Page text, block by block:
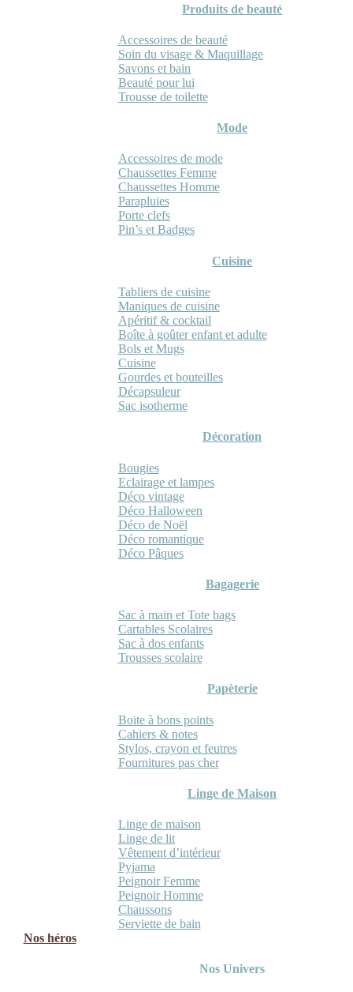
Produits de beauté
Accessoires de beauté
Soin du visage & Maquillage
Savons et bain
Beauté pour lui
Trousse de toilette
Mode
Accessoires de mode
Chaussettes Femme
Chaussettes Homme
Parapluies
Porte clefs
Pin’s et Badges
Cuisine
Tabliers de cuisine
Maniques de cuisine
Apéritif & cocktail
Boîte à goûter enfant et adulte
Bols et Mugs
Cuisine
Gourdes et bouteilles
Décapsuleur
Sac isotherme
Décoration
Bougies
Eclairage et lampes
Déco vintage
Déco Halloween
Déco de Noël
Déco romantique
Déco Pâques
Bagagerie
Sac à main et Tote bags
Cartables Scolaires
Sac à dos enfants
Trousses scolaire
Papèterie
Boite à bons points
Cahiers & notes
Stylos, crayon et feutres
Fournitures pas cher
Linge de Maison
Linge de maison
Linge de lit
Vêtement d’intérieur
Pyjama
Peignoir Femme
Peignoir Homme
Chaussons
Serviette de bain
Nos héros
Nos Univers